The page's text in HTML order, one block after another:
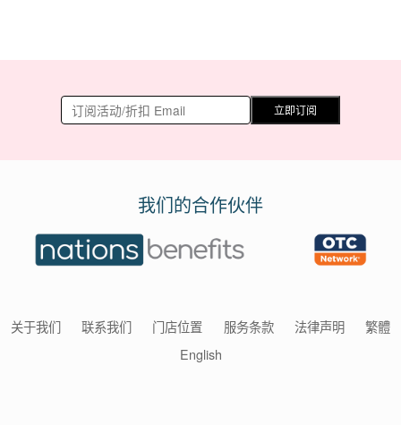
立即订阅
我们的合作伙伴
关于我们 联系我们 门店位置 服务条款 法律声明
繁體
English